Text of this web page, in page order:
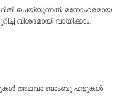
ചെയ്യുന്നത്. മനോഹരമായ
വിശദമായി വായിക്കാം.
അഥവാ ബാംബൂ ഹട്ടുകൾ